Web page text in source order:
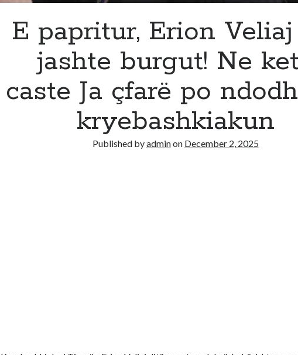
E papritur, Erion
jashte burgut! Ne
caste Ja çfarë po
kryebashkiakun
Published byadminon December 2, 2025